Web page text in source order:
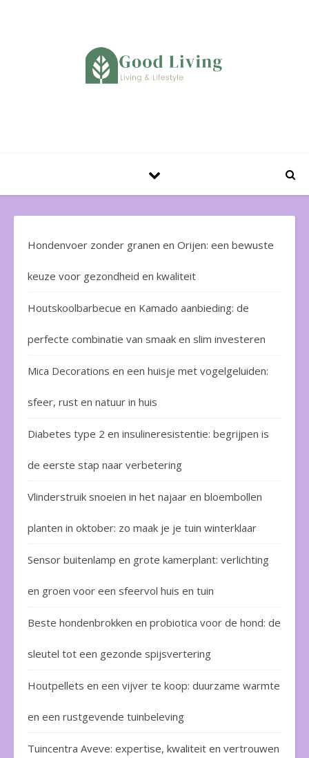
Hondenvoer zonder granen en Orijen: een bewuste
keuze voor gezondheid en kwaliteit
Houtskoolbarbecue en Kamado aanbieding: de
perfecte combinatie van smaak en slim investeren
Mica Decorations en een huisje met vogelgeluiden:
sfeer, rust en natuur in huis
Diabetes type 2 en insulineresistentie: begrijpen is
de eerste stap naar verbetering
Vlinderstruik snoeien in het najaar en bloembollen
planten in oktober: zo maak je je tuin winterklaar
Sensor buitenlamp en grote kamerplant: verlichting
en groen voor een sfeervol huis en tuin
Beste hondenbrokken en probiotica voor de hond: de
sleutel tot een gezonde spijsvertering
Houtpellets en een vijver te koop: duurzame warmte
en een rustgevende tuinbeleving
Tuincentra Aveve: expertise, kwaliteit en vertrouwen